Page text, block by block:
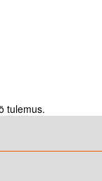
tulemus.